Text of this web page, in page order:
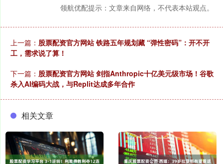
领航优配提示：文章来自网络，不代表本站观点。
上一篇： 股票配资官方网站 铁路五年规划藏 “弹性密码”：开不开
工，需求说了算！
下一篇： 股票配资官方网站 剑指Anthropic十亿美元级市场！谷歌
杀入AI编码大战，与Replit达成多年合作
相关文章